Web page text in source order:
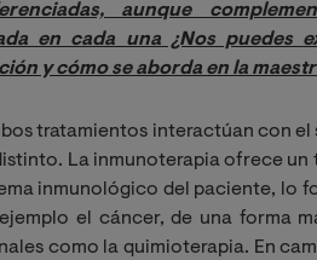
aunque
en cada una ¿Nos puedes
y cómo se aborda en la
tratamientos interactúan con
La inmunoterapia ofrece un
inmunológico del paciente, lo
el cáncer, de una forma
como la quimioterapia. En